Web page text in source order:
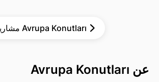
مشاريع Avrupa Konutları
عن Avrupa Konutları